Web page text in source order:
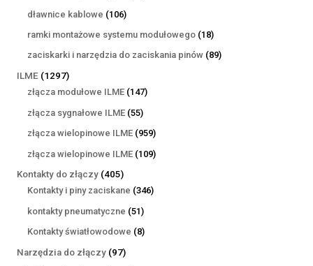
dławnice kablowe 106106
produktów
ramki montażowe systemu modułowego 1818
produktów
zaciskarki i narzędzia do zaciskania pinów 8989
ILME 12971297
produktów
złącza modułowe ILME 147147
złącza sygnałowe ILME 5555
produktów
złącza wielopinowe ILME 959959
produktów
złącza wielopinowe ILME 109109
Kontakty do złączy 405405
produktów
Kontakty i piny zaciskane 346346
kontakty pneumatyczne 5151
produktów
Kontakty światłowodowe 88
Narzędzia do złączy 9797